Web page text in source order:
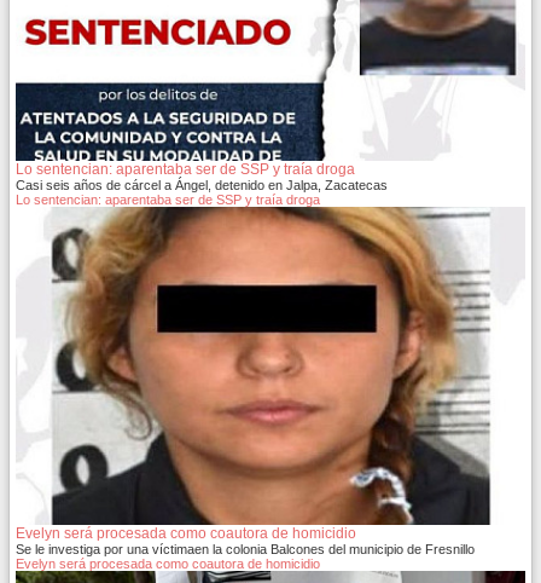
Lo sentencian: aparentaba ser de SSP y traía droga
Casi seis años de cárcel a Ángel, detenido en Jalpa, Zacatecas
Lo sentencian: aparentaba ser de SSP y traía droga
Evelyn será procesada como coautora de homicidio
Se le investiga por una víctimaen la colonia Balcones del municipio de Fresnillo
Evelyn será procesada como coautora de homicidio